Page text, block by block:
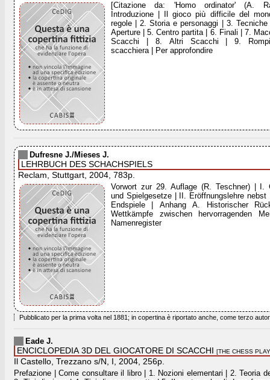
[Citazione da: 'Homo ordinator' (A.
Introduzione | Il gioco più difficile del
regole | 2. Storia e personaggi | 3.
Aperture | 5. Centro partita | 6. Finali | 7.
Scacchi | 8. Altri Scacchi | 9.
scacchiera | Per approfondire
Dufresne J./Mieses J.
LEHRBUCH DES SCHACHSPIELS
Reclam, Stuttgart, 2004, 783p.
Vorwort zur 29. Auflage (R. Teschner) | I.
und Spielgesetze | II. Eröffnungslehre nebst
Endspiele | Anhang A. Historischer
Wettkämpfe zwischen hervorragenden
Namenregister
Pubblicato per la prima volta nel 1881; in copertina è riportato anche, come terzo
Eade J.
ENCICLOPEDIA 3D DEL GIOCATORE DI SCACCHI [THE CHESS
Il Castello, Trezzano s/N, I, 2004, 256p.
Prefazione | Come consultare il libro | 1. Nozioni elementari | 2. Teoria